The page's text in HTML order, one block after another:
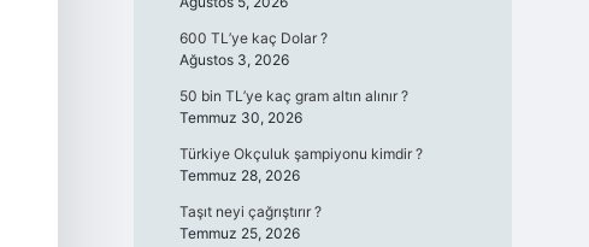
600 TL’ye kaç Dolar ?
Ağustos 3, 2026
50 bin TL’ye kaç gram altın alınır ?
Temmuz 30, 2026
Türkiye Okçuluk şampiyonu kimdir ?
Temmuz 28, 2026
Taşıt neyi çağrıştırır ?
Temmuz 25, 2026